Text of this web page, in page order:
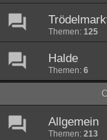
Themen: 125
Halde
Themen: 6
Allgemein
Themen: 213